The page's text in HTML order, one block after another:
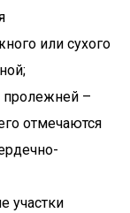
или сухого
пролежней –
отмечаются
участки